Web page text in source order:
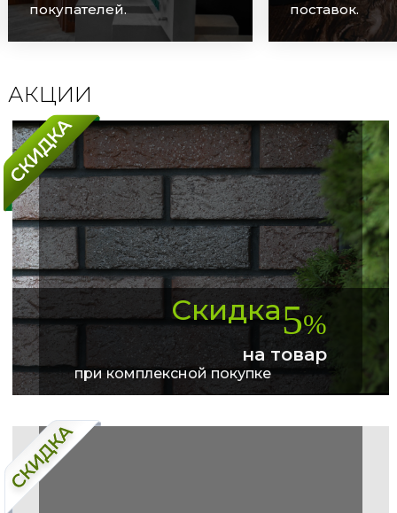
покупателей.
поставок.
АКЦИИ
Скидка5%
на товар
при комплексной покупке